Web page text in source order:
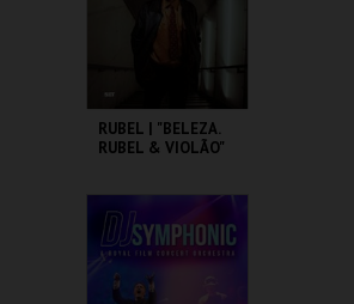
COMPRAR
RUBEL | "BELEZA.
RUBEL & VIOLÃO"
MAIS INFO